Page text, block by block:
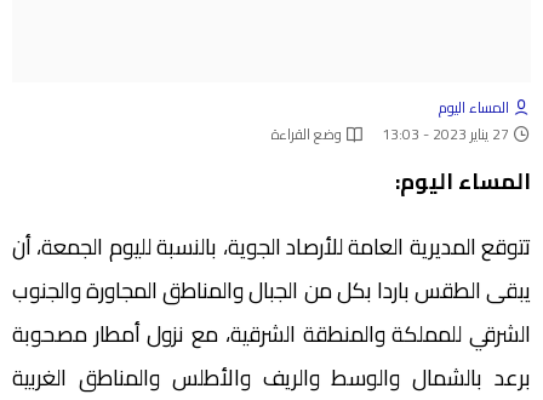
المساء اليوم
27 يناير 2023 - 13:03
وضع القراءة
المساء اليوم:
تتوقع المديرية العامة للأرصاد الجوية، بالنسبة لليوم الجمعة، أن
يبقى الطقس باردا بكل من الجبال والمناطق المجاورة والجنوب
الشرقي للمملكة والمنطقة الشرقية، مع نزول أمطار مصحوبة
برعد بالشمال والوسط والريف والأطلس والمناطق الغربية